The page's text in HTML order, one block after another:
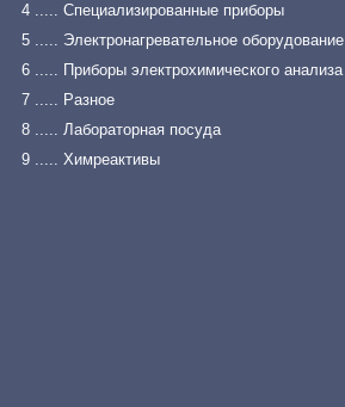
4 ..... Специализированные приборы
5 ..... Электронагревательное оборудование
6 ..... Приборы электрохимического анализа
7 ..... Разное
8 ..... Лабораторная посуда
9 ..... Химреактивы